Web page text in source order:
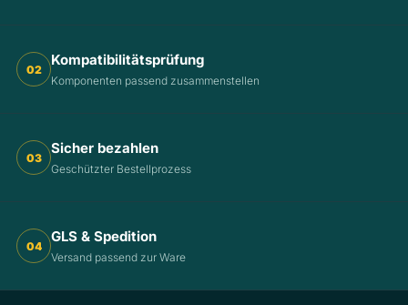
02
Kompatibilitätsprüfung
Komponenten passend zusammenstellen
03
Sicher bezahlen
Geschützter Bestellprozess
04
GLS & Spedition
Versand passend zur Ware